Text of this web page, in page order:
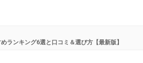
ランキング6選と口コミ＆選び方【最新版】